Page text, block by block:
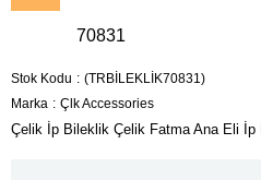
70831
Stok Kodu
(TRBİLEKLİK70831)
Marka : Çlk Accessories
Çelik İp Bileklik Çelik Fatma Ana Eli İp